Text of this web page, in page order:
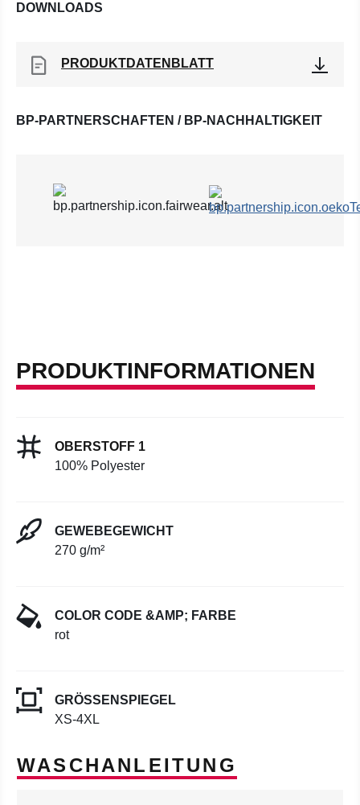
DOWNLOADS
PRODUKTDATENBLATT
BP-PARTNERSCHAFTEN / BP-NACHHALTIGKEIT
PRODUKTINFORMATIONEN
OBERSTOFF 1
100% Polyester
GEWEBEGEWICHT
270 g/m²
COLOR CODE &AMP; FARBE
rot
GRÖSSENSPIEGEL
XS-4XL
WASCHANLEITUNG